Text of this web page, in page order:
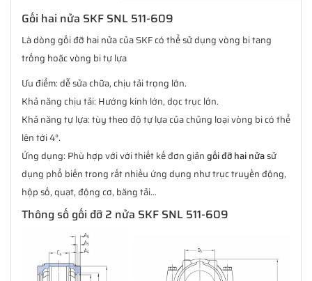
Gối hai nửa SKF SNL 511-609
Là dòng gối đỡ hai nửa của SKF có thể sử dụng vòng bi tang
trống hoặc vòng bi tự lựa
Ưu điểm: dễ sửa chữa, chịu tải trọng lớn.
Khả năng chịu tải: Hướng kính lớn, dọc trục lớn.
Khả năng tự lựa: tùy theo độ tự lựa của chủng loại vòng bi có thể
lên tới 4°.
Ứng dụng: Phù hợp với với thiết kế đơn giảngối đỡ hai nửasử
dụng phổ biến trong rất nhiều ứng dụng như trục truyền động,
hộp số, quạt, động cơ, băng tải…
Thông số gối đỡ 2 nửa SKF SNL 511-609